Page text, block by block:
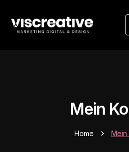
Mein
Home Mein